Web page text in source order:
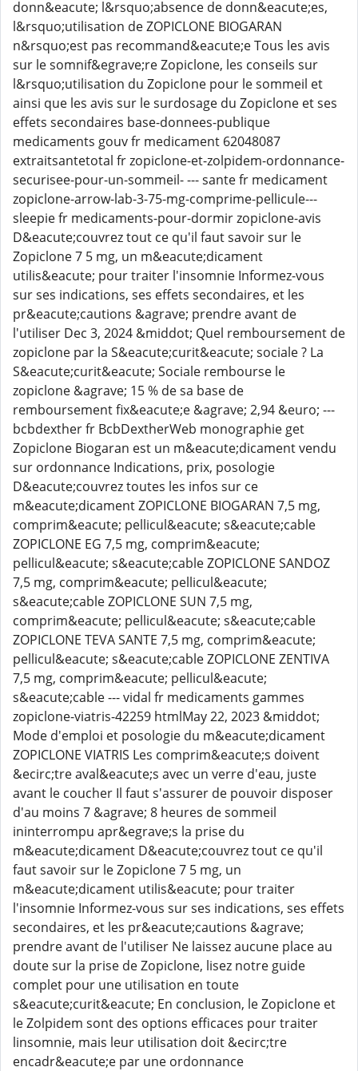
donn&eacute; l&rsquo;absence de donn&eacute;es,
l&rsquo;utilisation de ZOPICLONE BIOGARAN
n&rsquo;est pas recommand&eacute;e Tous les avis
sur le somnif&egrave;re Zopiclone, les conseils sur
l&rsquo;utilisation du Zopiclone pour le sommeil et
ainsi que les avis sur le surdosage du Zopiclone et ses
effets secondaires base-donnees-publique
medicaments gouv fr medicament 62048087
extraitsantetotal fr zopiclone-et-zolpidem-ordonnance-
securisee-pour-un-sommeil- --- sante fr medicament
zopiclone-arrow-lab-3-75-mg-comprime-pellicule---
sleepie fr medicaments-pour-dormir zopiclone-avis
D&eacute;couvrez tout ce qu'il faut savoir sur le
Zopiclone 7 5 mg, un m&eacute;dicament
utilis&eacute; pour traiter l'insomnie Informez-vous
sur ses indications, ses effets secondaires, et les
pr&eacute;cautions &agrave; prendre avant de
l'utiliser Dec 3, 2024 &middot; Quel remboursement de
zopiclone par la S&eacute;curit&eacute; sociale ? La
S&eacute;curit&eacute; Sociale rembourse le
zopiclone &agrave; 15 % de sa base de
remboursement fix&eacute;e &agrave; 2,94 &euro; ---
bcbdexther fr BcbDextherWeb monographie get
Zopiclone Biogaran est un m&eacute;dicament vendu
sur ordonnance Indications, prix, posologie
D&eacute;couvrez toutes les infos sur ce
m&eacute;dicament ZOPICLONE BIOGARAN 7,5 mg,
comprim&eacute; pellicul&eacute; s&eacute;cable
ZOPICLONE EG 7,5 mg, comprim&eacute;
pellicul&eacute; s&eacute;cable ZOPICLONE SANDOZ
7,5 mg, comprim&eacute; pellicul&eacute;
s&eacute;cable ZOPICLONE SUN 7,5 mg,
comprim&eacute; pellicul&eacute; s&eacute;cable
ZOPICLONE TEVA SANTE 7,5 mg, comprim&eacute;
pellicul&eacute; s&eacute;cable ZOPICLONE ZENTIVA
7,5 mg, comprim&eacute; pellicul&eacute;
s&eacute;cable --- vidal fr medicaments gammes
zopiclone-viatris-42259 htmlMay 22, 2023 &middot;
Mode d'emploi et posologie du m&eacute;dicament
ZOPICLONE VIATRIS Les comprim&eacute;s doivent
&ecirc;tre aval&eacute;s avec un verre d'eau, juste
avant le coucher Il faut s'assurer de pouvoir disposer
d'au moins 7 &agrave; 8 heures de sommeil
ininterrompu apr&egrave;s la prise du
m&eacute;dicament D&eacute;couvrez tout ce qu'il
faut savoir sur le Zopiclone 7 5 mg, un
m&eacute;dicament utilis&eacute; pour traiter
l'insomnie Informez-vous sur ses indications, ses effets
secondaires, et les pr&eacute;cautions &agrave;
prendre avant de l'utiliser Ne laissez aucune place au
doute sur la prise de Zopiclone, lisez notre guide
complet pour une utilisation en toute
s&eacute;curit&eacute; En conclusion, le Zopiclone et
le Zolpidem sont des options efficaces pour traiter
linsomnie, mais leur utilisation doit &ecirc;tre
encadr&eacute;e par une ordonnance